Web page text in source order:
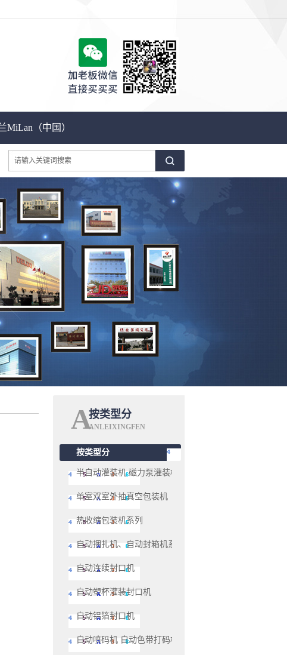
MiLan（中国）
A按类型分
ANLEIXINGFEN
按类型分
半自动灌装机 磁力泵灌装机系列
单室双室外抽真空包装机
热收缩包装机系列
自动捆扎机、自动封箱机系列
自动连续封口机
自动塑杯灌装封口机
自动铝箔封口机
自动喷码机 自动色带打码机、油墨移印机系列